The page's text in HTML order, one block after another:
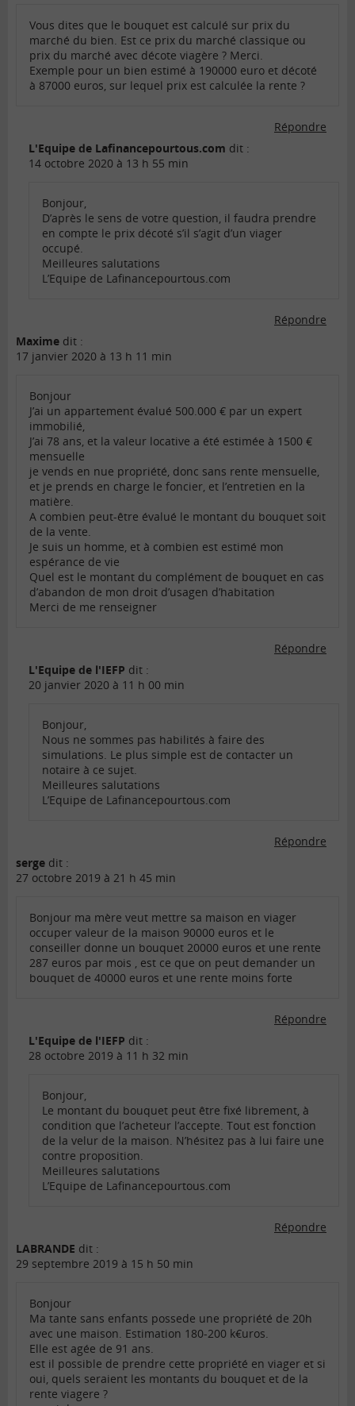
Vous dites que le bouquet est calculé sur prix du
marché du bien. Est ce prix du marché classique ou
prix du marché avec décote viagère ? Merci.
Exemple pour un bien estimé à 190000 euro et décoté
à 87000 euros, sur lequel prix est calculée la rente ?
Répondre
L'Equipe de Lafinancepourtous.com dit :
14 octobre 2020 à 13 h 55 min
Bonjour,
D’après le sens de votre question, il faudra prendre
en compte le prix décoté s’il s’agit d’un viager
occupé.
Meilleures salutations
L’Equipe de Lafinancepourtous.com
Répondre
Maxime dit :
17 janvier 2020 à 13 h 11 min
Bonjour
J’ai un appartement évalué 500.000 € par un expert
immobilié,
J’ai 78 ans, et la valeur locative a été estimée à 1500 €
mensuelle
je vends en nue propriété, donc sans rente mensuelle,
et je prends en charge le foncier, et l’entretien en la
matière.
A combien peut-être évalué le montant du bouquet soit
de la vente.
Je suis un homme, et à combien est estimé mon
espérance de vie
Quel est le montant du complément de bouquet en cas
d’abandon de mon droit d’usagen d’habitation
Merci de me renseigner
Répondre
L'Equipe de l'IEFP dit :
20 janvier 2020 à 11 h 00 min
Bonjour,
Nous ne sommes pas habilités à faire des
simulations. Le plus simple est de contacter un
notaire à ce sujet.
Meilleures salutations
L’Equipe de Lafinancepourtous.com
Répondre
serge dit :
27 octobre 2019 à 21 h 45 min
Bonjour ma mère veut mettre sa maison en viager
occuper valeur de la maison 90000 euros et le
conseiller donne un bouquet 20000 euros et une rente
287 euros par mois , est ce que on peut demander un
bouquet de 40000 euros et une rente moins forte
Répondre
L'Equipe de l'IEFP dit :
28 octobre 2019 à 11 h 32 min
Bonjour,
Le montant du bouquet peut être fixé librement, à
condition que l’acheteur l’accepte. Tout est fonction
de la velur de la maison. N’hésitez pas à lui faire une
contre proposition.
Meilleures salutations
L’Equipe de Lafinancepourtous.com
Répondre
LABRANDE dit :
29 septembre 2019 à 15 h 50 min
Bonjour
Ma tante sans enfants possede une propriété de 20h
avec une maison. Estimation 180-200 k€uros.
Elle est agée de 91 ans.
est il possible de prendre cette propriété en viager et si
oui, quels seraient les montants du bouquet et de la
rente viagere ?